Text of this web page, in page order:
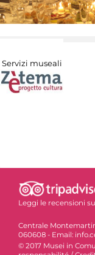
Servizi museali
Leggi le recensioni
Centrale
060608 - Email:
© 2017 Musei in